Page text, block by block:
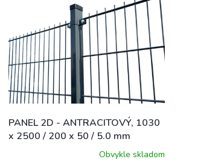
PANEL 2D - ANTRACITOVÝ, 1030
x 2500 / 200 x 50 / 5.0 mm
Obvykle skladom